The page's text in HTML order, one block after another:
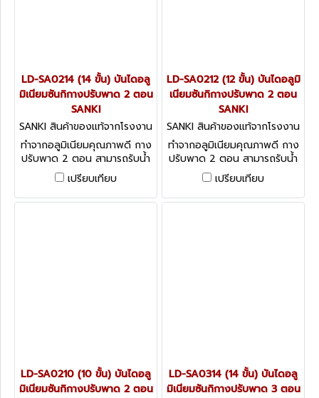
LD-SA0214 (14 ขั้น) บันไดอลู
มิเนียมซันกิกางปรับพาด 2 ตอน
SANKI
SANKI สินค้าของแท้จากโรงงาน
ผู้ผลิต LLD-SA0214
ทำจากอลูมิเนียมคุณภาพดี กาง
ปรับพาด 2 ตอน สามารถรับน้ำ
หนักได้ 150 กก.
เปรียบเทียบ
LD-SA0212 (12 ขั้น) บันไดอลูมิ
เนียมซันกิกางปรับพาด 2 ตอน
SANKI
SANKI สินค้าของแท้จากโรงงาน
ผู้ผลิต LLD-SA0212
ทำจากอลูมิเนียมคุณภาพดี กาง
ปรับพาด 2 ตอน สามารถรับน้ำ
หนักได้ 150 กก.
เปรียบเทียบ
LD-SA0210 (10 ขั้น) บันไดอลู
มิเนียมซันกิกางปรับพาด 2 ตอน
LD-SA0314 (14 ขั้น) บันไดอลู
มิเนียมซันกิกางปรับพาด 3 ตอน